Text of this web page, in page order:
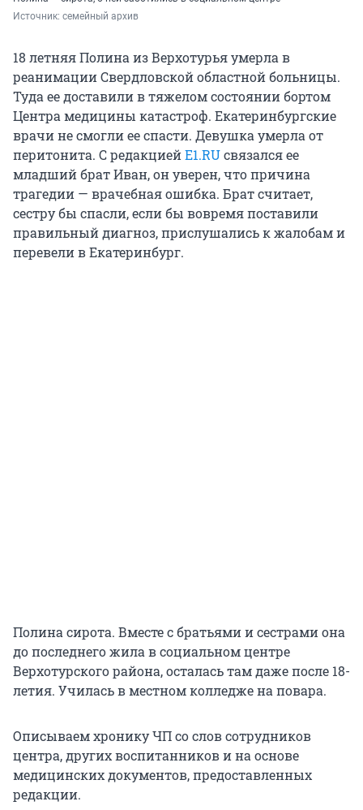
Источник: семейный архив
18 летняя Полина из Верхотурья умерла в
реанимации Свердловской областной больницы.
Туда ее доставили в тяжелом состоянии бортом
Центра медицины катастроф. Екатеринбургские
врачи не смогли ее спасти. Девушка умерла от
перитонита. С редакциейE1.RUсвязался ее
младший брат Иван, он уверен, что причина
трагедии — врачебная ошибка. Брат считает,
сестру бы спасли, если бы вовремя поставили
правильный диагноз, прислушались к жалобам и
перевели в Екатеринбург.
Полина сирота. Вместе с братьями и сестрами она
до последнего жила в социальном центре
Верхотурского района, осталась там даже после 18-
летия. Училась в местном колледже на повара.
Описываем хронику ЧП со слов сотрудников
центра, других воспитанников и на основе
медицинских документов, предоставленных
редакции.